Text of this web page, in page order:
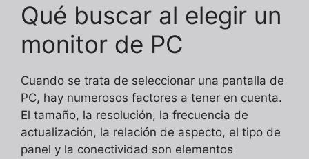
Qué buscar al elegir un
monitor de PC
Cuando se trata de seleccionar una pantalla de
PC, hay numerosos factores a tener en cuenta.
El tamaño, la resolución, la frecuencia de
actualización, la relación de aspecto, el tipo de
panel y la conectividad son elementos